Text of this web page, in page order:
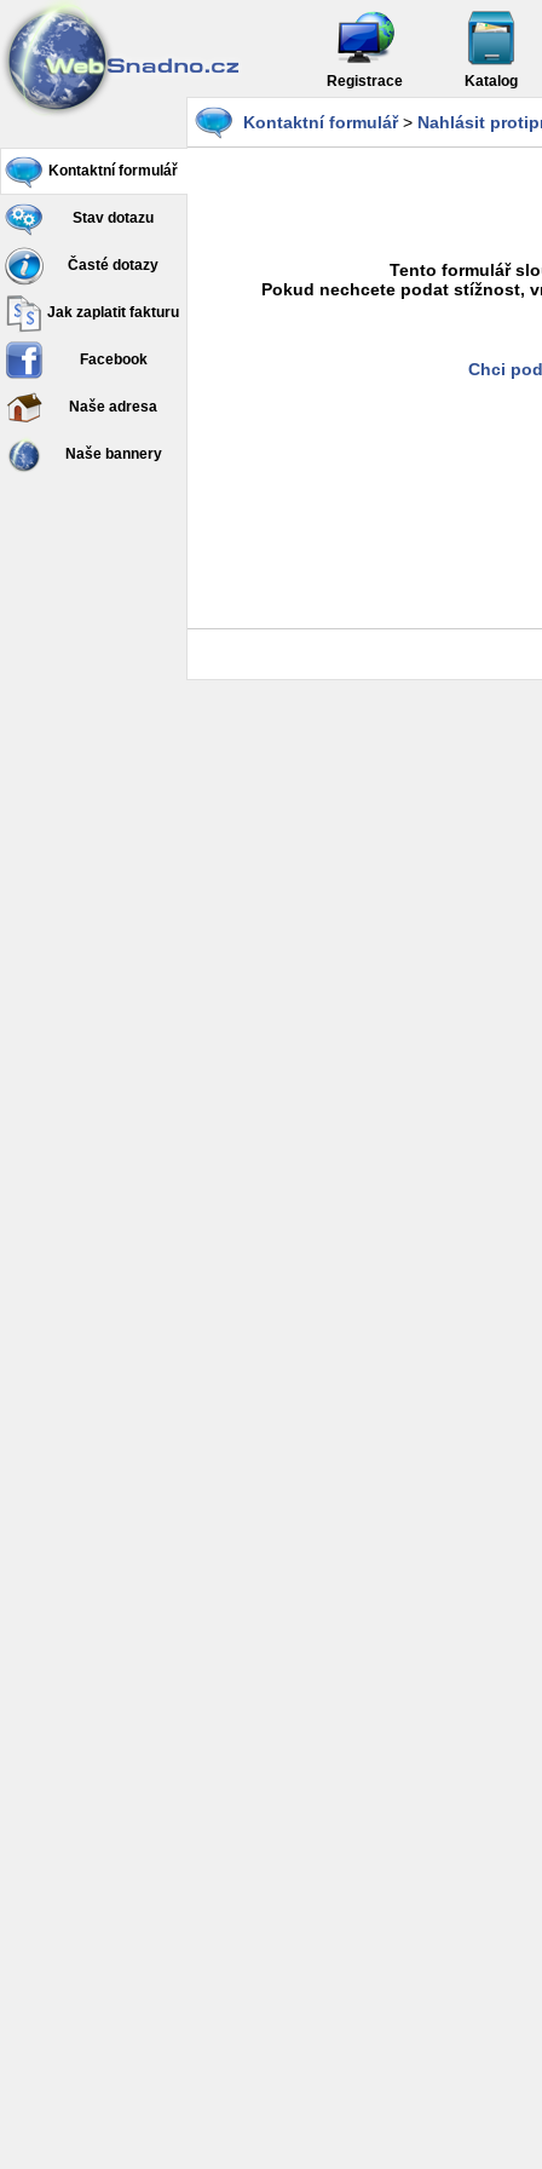
Registrace Katalog
Kontaktní formulář
Stav dotazu
Časté dotazy
Jak zaplatit fakturu
Facebook
Naše adresa
Naše bannery
Kontaktní formulář> Nahlásit
Tento formulář
Pokud nechcete podat stížnost,
Chci